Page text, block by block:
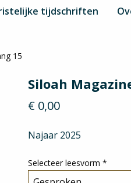
tijdschriften
15
Siloah
€ 0,00
Najaar 2025
Selecteer leesvorm*